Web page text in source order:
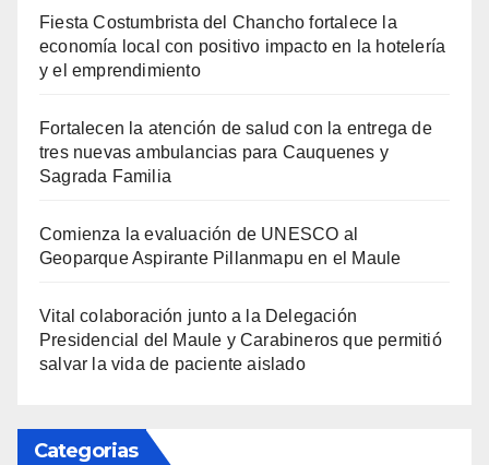
Fiesta Costumbrista del Chancho fortalece la
economía local con positivo impacto en la hotelería
y el emprendimiento
Fortalecen la atención de salud con la entrega de
tres nuevas ambulancias para Cauquenes y
Sagrada Familia
Comienza la evaluación de UNESCO al
Geoparque Aspirante Pillanmapu en el Maule
Vital colaboración junto a la Delegación
Presidencial del Maule y Carabineros que permitió
salvar la vida de paciente aislado
Categorias